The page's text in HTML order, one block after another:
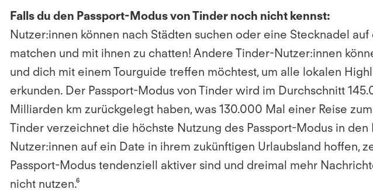
Falls du den Passport-Modus von Tinder noch nicht kennst:
Nutzer:innen können nach Städten suchen oder eine Stecknadel
matchen und mit ihnen zu chatten! Andere Tinder-Nutzer:innen
und dich mit einem Tourguide treffen möchtest, um alle lokalen
erkunden. Der Passport-Modus von Tinder wird im Durchschnitt
Milliarden km zurückgelegt haben, was 130.000 Mal einer Reise
Tinder verzeichnet die höchste Nutzung des Passport-Modus in
Nutzer:innen auf ein Date in ihrem zukünftigen Urlaubsland hoffen,
Passport-Modus tendenziell aktiver sind und dreimal mehr
nicht nutzen.⁶